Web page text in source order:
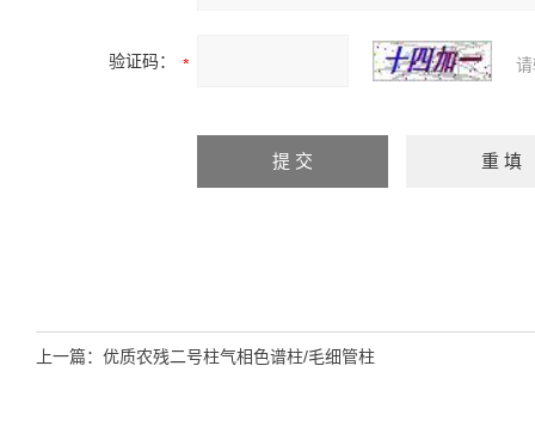
验证码：
上一篇： 优质农残二号柱气相色谱柱/毛细管柱